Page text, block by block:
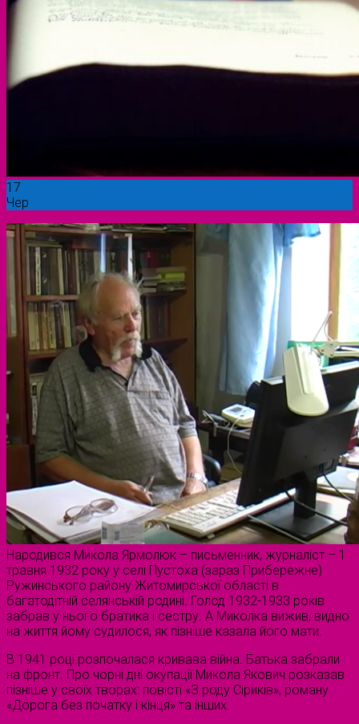
17
Чер
Народився Микола Ярмолюк – письменник, журналіст – 1
травня 1932 року у селі Пустоха (зараз Прибережне)
Ружинського району Житомирської області в
багатодітній селянській родині. Голод 1932-1933 років
забрав у нього братика і сестру. А Миколка вижив, видно
на життя йому судилося, як пізніше казала його мати.
В 1941 році розпочалася кривава війна. Батька забрали
на фронт. Про чорні дні окупації Микола Якович розказав
пізніше у своїх творах: повісті «З роду Сіриків», роману
«Дорога без початку і кінця» та інших.